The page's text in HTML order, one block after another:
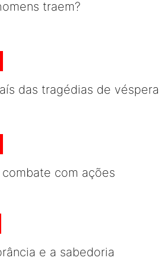
traem?
das tragédias de véspera
combate com ações
e a sabedoria